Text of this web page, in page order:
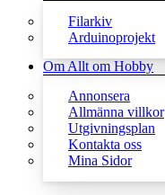
Filarkiv
Arduinoprojekt
Om Allt om Hobby
Annonsera
Allmänna villkor
Utgivningsplan
Kontakta oss
Mina Sidor